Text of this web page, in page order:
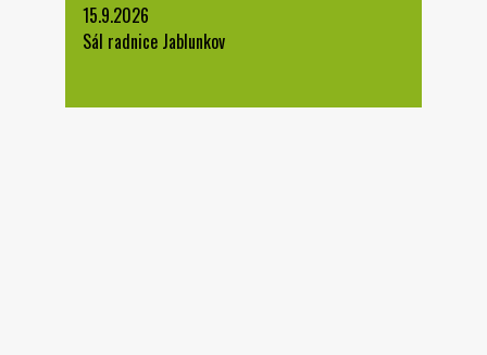
15.9.2026
Sál radnice Jablunkov